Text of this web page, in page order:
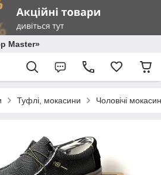
Master»
Туфлі, мокасини Чоловічі